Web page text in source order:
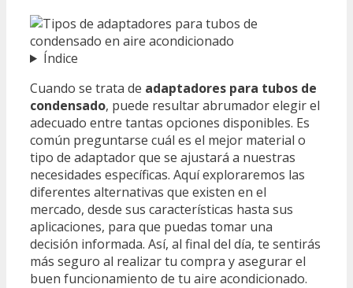
Índice
Cuando se trata de adaptadores para tubos de
condensado, puede resultar abrumador elegir el
adecuado entre tantas opciones disponibles. Es
común preguntarse cuál es el mejor material o
tipo de adaptador que se ajustará a nuestras
necesidades específicas. Aquí exploraremos las
diferentes alternativas que existen en el
mercado, desde sus características hasta sus
aplicaciones, para que puedas tomar una
decisión informada. Así, al final del día, te sentirás
más seguro al realizar tu compra y asegurar el
buen funcionamiento de tu aire acondicionado.